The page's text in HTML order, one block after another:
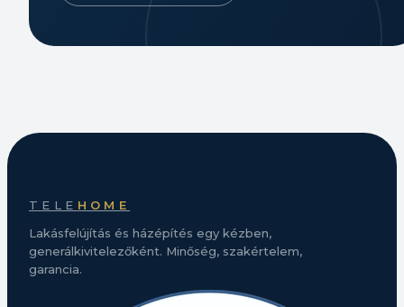
TELE HOME
Lakásfelújítás és házépítés egy kézben,
generálkivitelezőként. Minőség, szakértelem,
garancia.